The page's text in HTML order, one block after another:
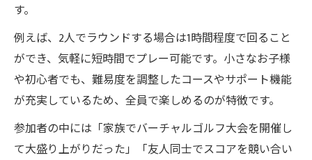
す。
例えば、2人でラウンドする場合は1時間程度で回ること
ができ、気軽に短時間でプレー可能です。小さなお子様
や初心者でも、難易度を調整したコースやサポート機能
が充実しているため、全員で楽しめるのが特徴です。
参加者の中には「家族でバーチャルゴルフ大会を開催し
て大盛り上がりだった」「友人同士でスコアを競い合い